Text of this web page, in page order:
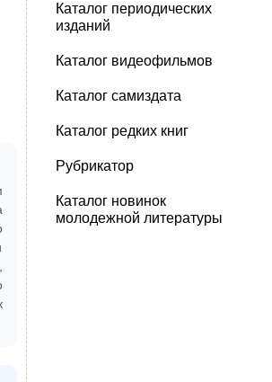
Каталог периодических
изданий
Каталог видеофильмов
Каталог самиздата
Каталог редких книг
Рубрикатор
Каталог новинок
молодежной литературы